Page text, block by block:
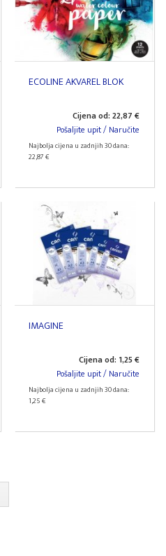
ECOLINE AKVAREL BLOK
Cijena od: 22,87 €
Pošaljite upit / Naručite
Najbolja cijena u zadnjih 30 dana:
22,87 €
IMAGINE
Cijena od: 1,25 €
Pošaljite upit / Naručite
Najbolja cijena u zadnjih 30 dana:
1,25 €